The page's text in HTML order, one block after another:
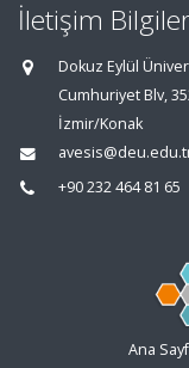
İletişim
Dokuz Eylül
Cumhuriyet Blv,
İzmir/Konak
+90 232 464 81 65
Ana